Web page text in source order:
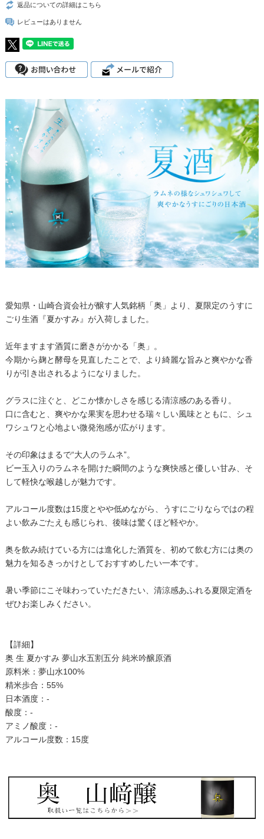
返品についての詳細はこちら
レビューはありません
愛知県・山崎合資会社が醸す人気銘柄「奥」より、夏限定のうすに
ごり生酒『夏かすみ』が入荷しました。
近年ますます酒質に磨きがかかる「奥」。
今期から麹と酵母を見直したことで、より綺麗な旨みと爽やかな香
りが引き出されるようになりました。
グラスに注ぐと、どこか懐かしさを感じる清涼感のある香り。
口に含むと、爽やかな果実を思わせる瑞々しい風味とともに、シュ
ワシュワと心地よい微発泡感が広がります。
その印象はまるで“大人のラムネ”。
ビー玉入りのラムネを開けた瞬間のような爽快感と優しい甘み、そ
して軽快な喉越しが魅力です。
アルコール度数は15度とやや低めながら、うすにごりならではの程
よい飲みごたえも感じられ、後味は驚くほど軽やか。
奥を飲み続けている方には進化した酒質を、初めて飲む方には奥の
魅力を知るきっかけとしておすすめしたい一本です。
暑い季節にこそ味わっていただきたい、清涼感あふれる夏限定酒を
ぜひお楽しみください。
【詳細】
奥 生 夏かすみ 夢山水五割五分 純米吟醸原酒
原料米：夢山水100%
精米歩合：55%
日本酒度：-
酸度：-
アミノ酸度：-
アルコール度数：15度